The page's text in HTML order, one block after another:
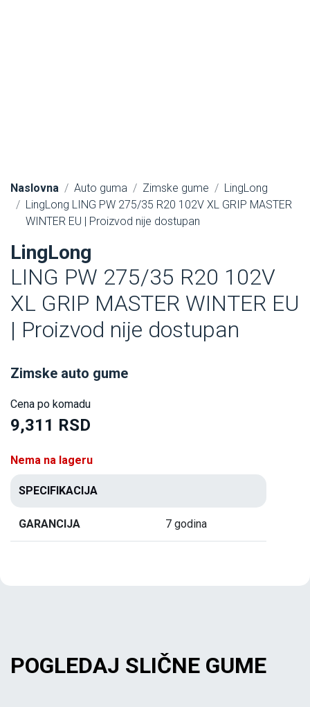
Naslovna Auto guma Zimske gume
LingLong
LingLong LING PW 275/35 R20 102V XL GRIP MASTER
WINTER EU | Proizvod nije dostupan
LingLong
LING PW 275/35 R20 102V
XL GRIP MASTER WINTER EU
| Proizvod nije dostupan
Zimske auto gume
Cena po komadu
9,311 RSD
Nema na lageru
SPECIFIKACIJA
GARANCIJA 7 godina
POGLEDAJ SLIČNE GUME